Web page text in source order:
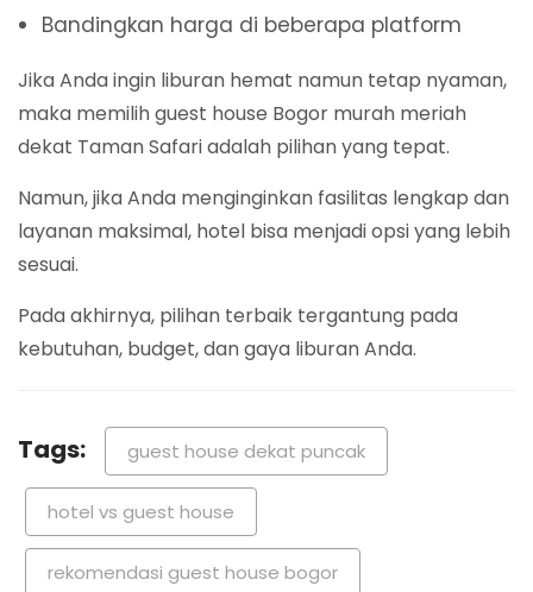
Bandingkan harga di beberapa platform
Jika Anda ingin liburan hemat namun tetap nyaman,
maka memilih guest house Bogor murah meriah
dekat Taman Safari adalah pilihan yang tepat.
Namun, jika Anda menginginkan fasilitas lengkap dan
layanan maksimal, hotel bisa menjadi opsi yang lebih
sesuai.
Pada akhirnya, pilihan terbaik tergantung pada
kebutuhan, budget, dan gaya liburan Anda.
Tags: guest house dekat puncak
hotel vs guest house
rekomendasi guest house bogor